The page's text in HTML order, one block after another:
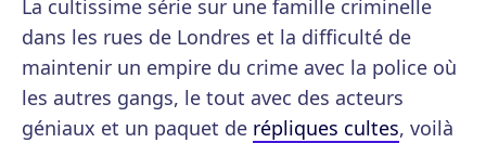
La cultissime série sur une famille criminelle
dans les rues de Londres et la difficulté de
maintenir un empire du crime avec la police où
les autres gangs, le tout avec des acteurs
géniaux et un paquet de répliques cultes, voilà